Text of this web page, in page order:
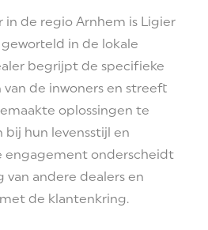
in de regio Arnhem is Ligier
in de lokale
begrijpt de specifieke
de inwoners en streeft
oplossingen te
hun levensstijl en
engagement onderscheidt
van andere dealers en
de klantenkring.